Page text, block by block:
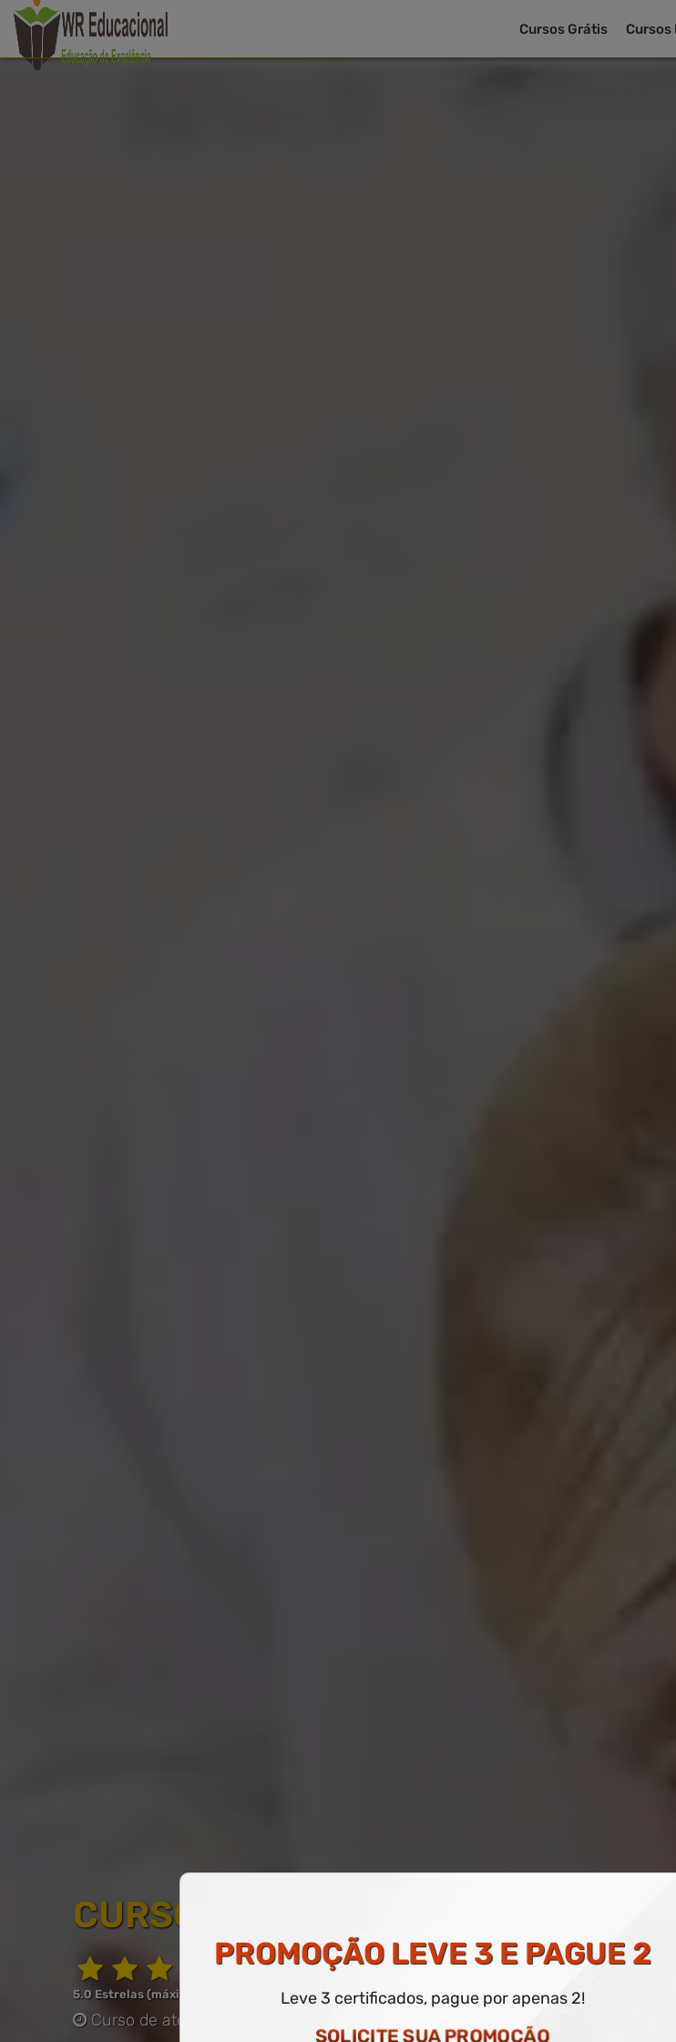
Cursos Grátis Cursos
CURSO LIVRE DE DIDÁTICA DO
5.0 Estrelas (máximo de 5.0)
Curso de até 60 horas
PROMOÇÃOLEVE 3 E PAGUE 2
Leve 3 certificados, pague por apenas 2!
SOLICITE SUA PROMOÇÃO